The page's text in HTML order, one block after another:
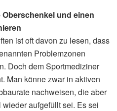
und einen
ist oft davon zu lesen, dass
Problemzonen
Doch dem Sportmediziner
Man könne zwar in aktiven
nachweisen, die aber
aufgefüllt sei. Es sei